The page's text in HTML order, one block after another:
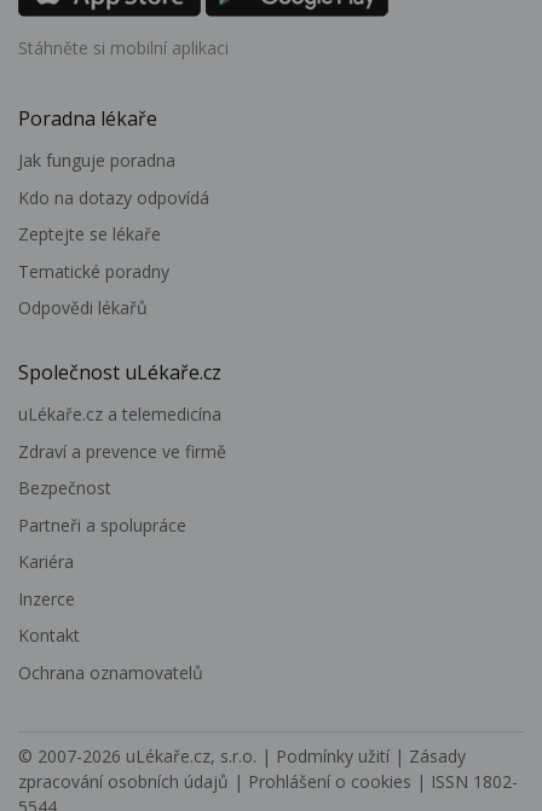
Stáhněte si mobilní aplikaci
Poradna lékaře
Jak funguje poradna
Kdo na dotazy odpovídá
Zeptejte se lékaře
Tematické poradny
Odpovědi lékařů
Společnost uLékaře.cz
uLékaře.cz a telemedicína
Zdraví a prevence ve firmě
Bezpečnost
Partneři a spolupráce
Kariéra
Inzerce
Kontakt
Ochrana oznamovatelů
© 2007-2026 uLékaře.cz, s.r.o. | Podmínky užití | Zásady
zpracování osobních údajů | Prohlášení o cookies | ISSN 1802-
5544